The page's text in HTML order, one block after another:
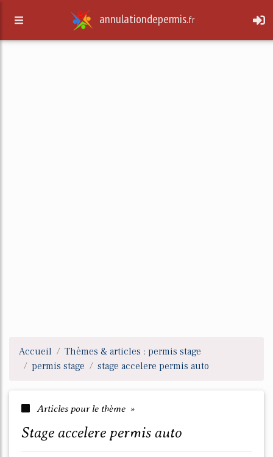
annulationdepermis.fr
Accueil
Thèmes & articles : permis stage
permis stage
stage accelere permis auto
Articles pour le thème »
stage accelere permis auto